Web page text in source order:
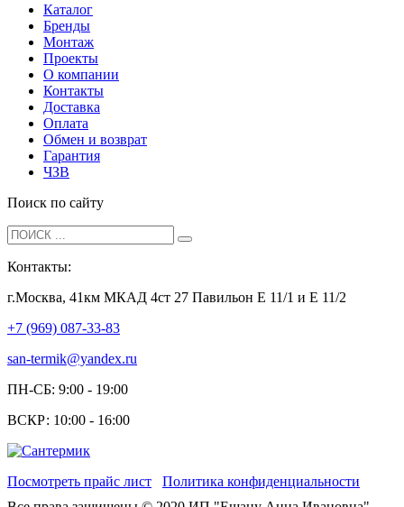
Каталог
Бренды
Монтаж
Проекты
О компании
Контакты
Доставка
Оплата
Обмен и возврат
Гарантия
ЧЗВ
Поиск по сайту
Контакты:
г.Москва, 41км МКАД 4ст 27 Павильон Е 11/1 и Е 11/2
+7 (969) 087-33-83
san-termik@yandex.ru
ПН-СБ: 9:00 - 19:00
ВСКР: 10:00 - 16:00
Посмотреть прайс лист
Политика конфиденциальности